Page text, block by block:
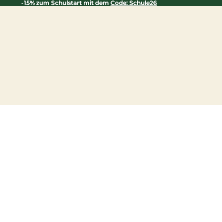
-15% zum Schulstart mit dem Code: Schule26
-15% zum Schulstart mit dem Code: Schule26